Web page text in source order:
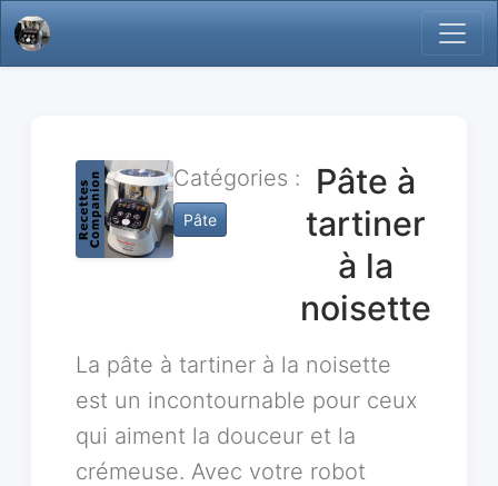
Catégories :
Pâte
Pâte à
tartiner
à la
noisette
La pâte à tartiner à la noisette
est un incontournable pour ceux
qui aiment la douceur et la
crémeuse. Avec votre robot